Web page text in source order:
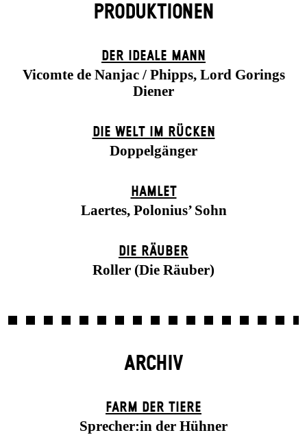
PRODUKTIONEN
DER IDEALE MANN
Vicomte de Nanjac / Phipps, Lord Gorings
Diener
DIE WELT IM RÜCKEN
Doppelgänger
HAMLET
Laertes, Polonius’ Sohn
DIE RÄUBER
Roller (Die Räuber)
ARCHIV
FARM DER TIERE
Sprecher:in der Hühner